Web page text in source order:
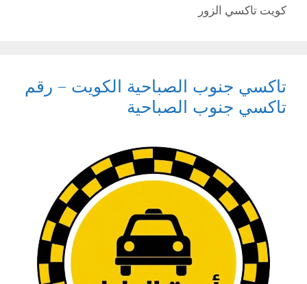
كويت تاكسي الزور
تاكسي جنوب الصباحية الكويت – رقم
تاكسي جنوب الصباحية